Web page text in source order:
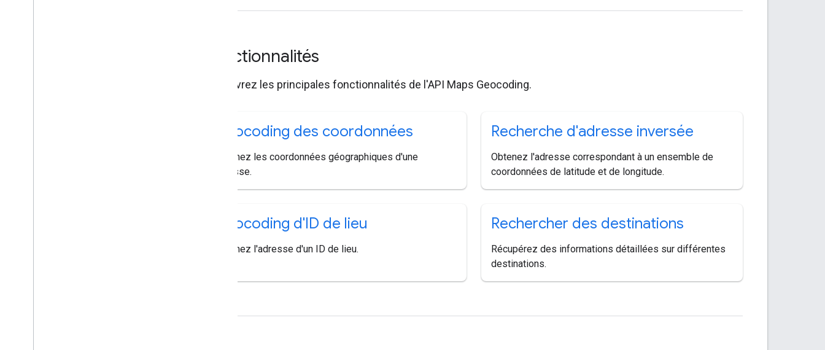
Fonctionnalités
Découvrez les principales fonctionnalités de l'API Maps Geocoding.
Geocoding des coordonnées
Obtenez les coordonnées géographiques d'une
adresse.
Recherche d'adresse inversée
Obtenez l'adresse correspondant à un ensemble de
coordonnées de latitude et de longitude.
Geocoding d'ID de lieu
Obtenez l'adresse d'un ID de lieu.
Rechercher des destinations
Récupérez des informations détaillées sur différentes
destinations.